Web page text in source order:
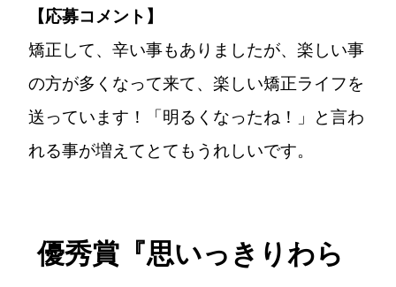
【応募コメント】
矯正して、辛い事もありましたが、楽しい事
の方が多くなって来て、楽しい矯正ライフを
送っています！「明るくなったね！」と言わ
れる事が増えてとてもうれしいです。
優秀賞『思いっきりわら